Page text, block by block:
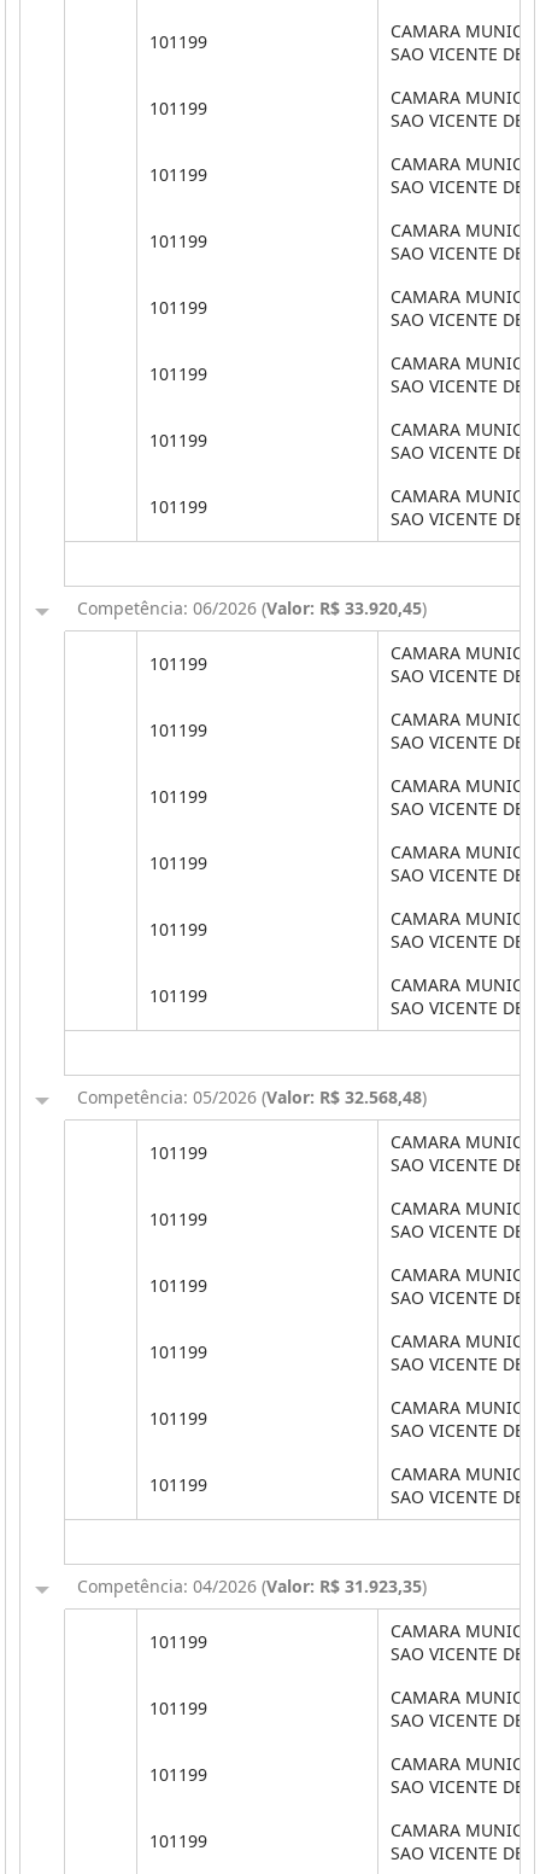
101199
CAMARA
SAO VICENTE DE
101199
CAMARA
SAO VICENTE DE
101199
CAMARA
SAO VICENTE DE
101199
CAMARA
SAO VICENTE DE
101199
CAMARA
SAO VICENTE DE
101199
CAMARA
SAO VICENTE DE
101199
CAMARA
SAO VICENTE DE
101199
CAMARA
SAO VICENTE DE
Competência: 06/2026 (Valor: R$ 33.920,45)
101199
CAMARA
SAO VICENTE DE
101199
CAMARA
SAO VICENTE DE
101199
CAMARA
SAO VICENTE DE
101199
CAMARA
SAO VICENTE DE
101199
CAMARA
SAO VICENTE DE
101199
CAMARA
SAO VICENTE DE
Competência: 05/2026 (Valor: R$ 32.568,48)
101199
CAMARA
SAO VICENTE DE
101199
CAMARA
SAO VICENTE DE
101199
CAMARA
SAO VICENTE DE
101199
CAMARA
SAO VICENTE DE
101199
CAMARA
SAO VICENTE DE
101199
CAMARA
SAO VICENTE DE
Competência: 04/2026 (Valor: R$ 31.923,35)
101199
CAMARA
SAO VICENTE DE
101199
CAMARA
SAO VICENTE DE
101199
CAMARA
SAO VICENTE DE
101199
CAMARA
SAO VICENTE DE